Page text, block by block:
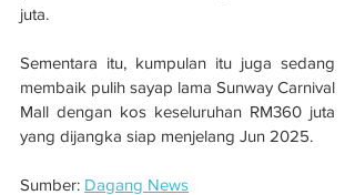
juta.
Sementara itu, kumpulan itu juga sedang
membaik pulih sayap lama Sunway Carnival
Mall dengan kos keseluruhan RM360 juta
yang dijangka siap menjelang Jun 2025.
Sumber: Dagang News